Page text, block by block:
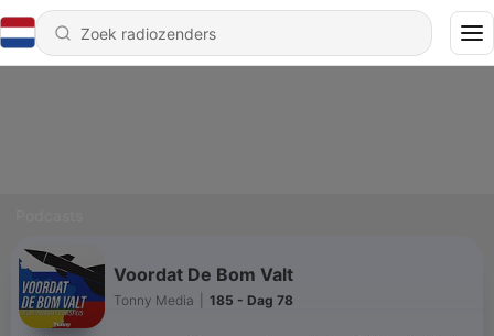
Voordat De Bom Valt
Tonny Media 185 - Dag 78